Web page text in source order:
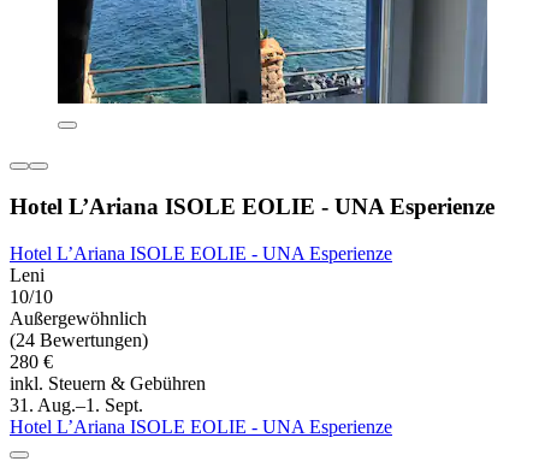
Hotel L’Ariana ISOLE EOLIE - UNA Esperienze
Hotel L’Ariana ISOLE EOLIE - UNA Esperienze
Leni
10/10
Außergewöhnlich
(24 Bewertungen)
280 €
inkl. Steuern & Gebühren
31. Aug.–1. Sept.
Hotel L’Ariana ISOLE EOLIE - UNA Esperienze